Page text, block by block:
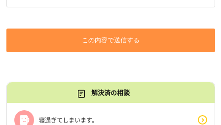
この内容で送信する
解決済の相談
寝過ぎてしまいます。